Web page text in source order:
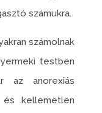
számukra.
számolnak
testben
az anorexiás
és kellemetlen